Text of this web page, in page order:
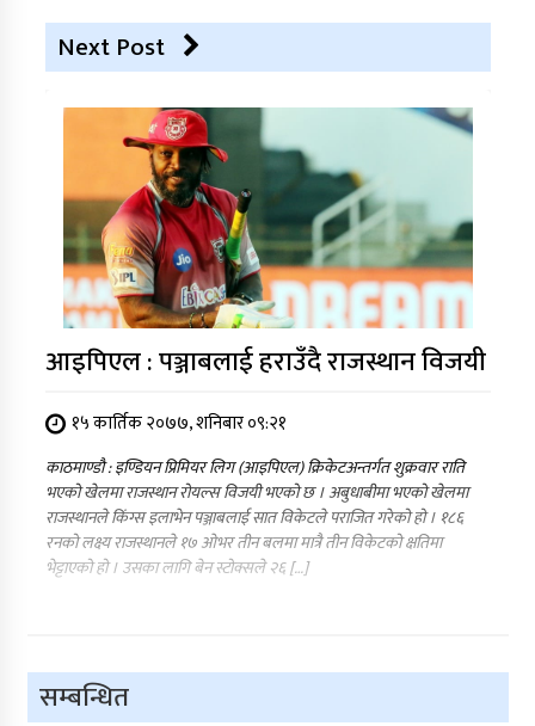
Next Post
आइपिएल : पञ्जाबलाई हराउँदै राजस्थान विजयी
१५ कार्तिक २०७७, शनिबार ०९:२१
काठमाण्डौ : इण्डियन प्रिमियर लिग (आइपिएल) क्रिकेटअन्तर्गत शुक्रवार राति
भएको खेलमा राजस्थान रोयल्स विजयी भएको छ । अबुधाबीमा भएको खेलमा
राजस्थानले किंग्स इलाभेन पञ्जाबलाई सात विकेटले पराजित गरेको हो । १८६
रनको लक्ष्य राजस्थानले १७ ओभर तीन बलमा मात्रै तीन विकेटको क्षतिमा
भेट्टाएको हो । उसका लागि बेन स्टोक्सले २६ […]
सम्बन्धित